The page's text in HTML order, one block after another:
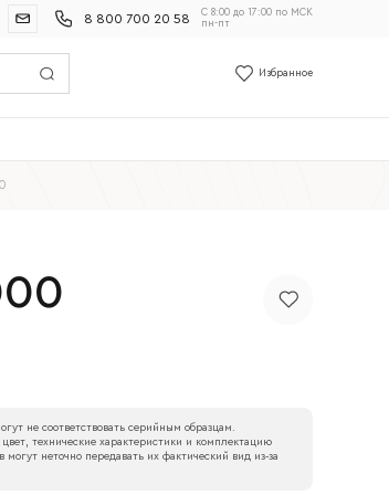
8 800 700 20 58
С 8:00 до 17:00 по МСК
пн-пт
Избранное
не соответствовать серийным образцам.
технические характеристики и комплектацию
неточно передавать их фактический вид из‑за